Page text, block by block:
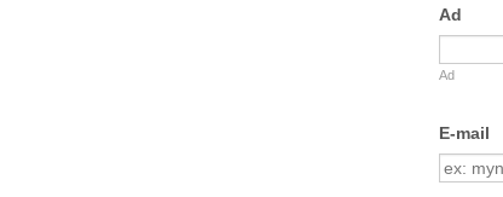
Ad
Ad
E-mail